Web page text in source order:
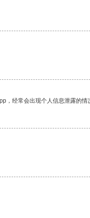
经常会出现个人信息泄露的情